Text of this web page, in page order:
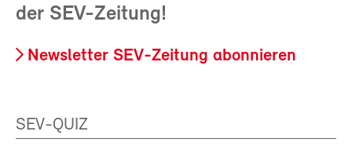
der SEV-Zeitung!
Newsletter SEV-Zeitung abonnieren
SEV-QUIZ